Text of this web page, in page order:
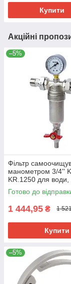
Купити
Акційні
–5%
Фільтр
манометром 3/4''
KR.1250 для води,
10 бар (KR2657)
Готово до
1 444,95 ₴ 1
Купити
–5%